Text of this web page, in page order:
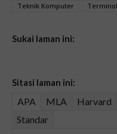
Teknik Komputer
Sukai laman ini:
Sitasi laman ini:
APA MLA Harvard
Standar